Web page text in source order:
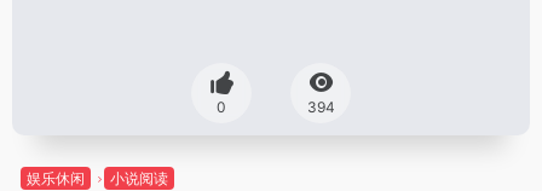
0 394
娱乐休闲 小说阅读